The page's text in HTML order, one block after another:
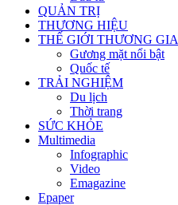
QUẢN TRỊ
THƯƠNG HIỆU
THẾ GIỚI THƯƠNG GIA
Gương mặt nổi bật
Quốc tế
TRẢI NGHIỆM
Du lịch
Thời trang
SỨC KHỎE
Multimedia
Infographic
Video
Emagazine
Epaper